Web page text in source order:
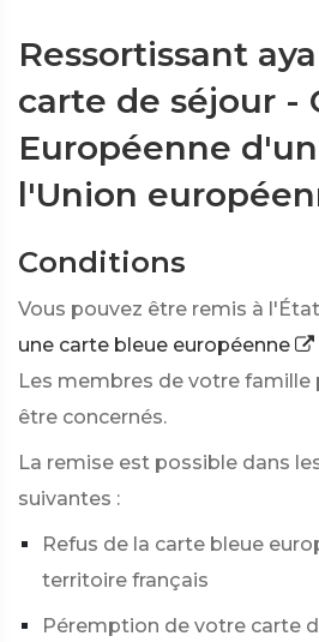
Ressortissant
carte de séjour -
Européenne
l'Union
Conditions
Vous pouvez être remis à
une carte bleue européenne
Les membres de votre
être concernés.
La remise est possible dans
suivantes :
Refus de la carte bleue
territoire français
Péremption de votre carte